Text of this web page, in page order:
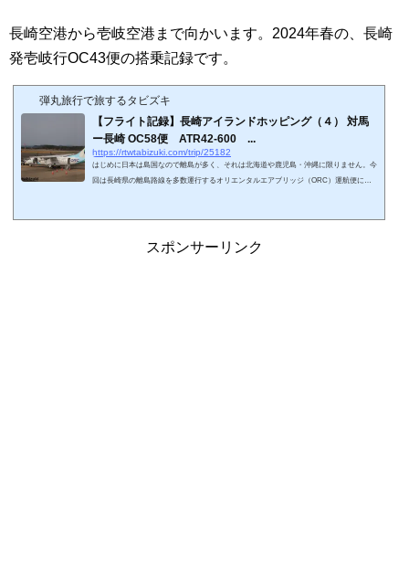
長崎空港から壱岐空港まで向かいます。 2024年春の、長崎
発壱岐行OC43便の搭乗記録です。
弾丸旅行で旅するタビズキ
【フライト記録】長崎アイランドホッピング（４） 対馬
ー長崎 OC58便 ATR42-600 ...
https://rtwtabizuki.com/trip/25182
はじめに日本は島国なので離島が多く、それは北海道や鹿児島・沖縄に限りません。今
回は長崎県の離島路線を多数運行するオリエンタルエアブリッジ（ORC）運航便に搭
オリエンタルエアブリッジはATR42-600を2機所有していますが、機体番号JA20RCは20
スポンサーリンク